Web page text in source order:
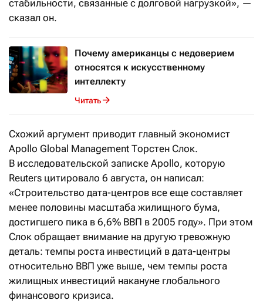
стабильности, связанные с долговой нагрузкой», —
сказал он.
Почему американцы с недоверием
относятся к искусственному
интеллекту
Читать
Схожий аргумент приводит главный экономист
Apollo Global Management Торстен Слок.
В исследовательской записке Apollo, которую
Reuters цитировало 6 августа, он написал:
«Строительство дата-центров все еще составляет
менее половины масштаба жилищного бума,
достигшего пика в 6,6% ВВП в 2005 году». При этом
Слок обращает внимание на другую тревожную
деталь: темпы роста инвестиций в дата-центры
относительно ВВП уже выше, чем темпы роста
жилищных инвестиций накануне глобального
финансового кризиса.